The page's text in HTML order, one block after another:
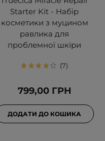
Starter Kit - Набір
косметики з муцином
равлика для
проблемної шкіри
7
799,00 ГРН
ДОДАТИ ДО КОШИКА